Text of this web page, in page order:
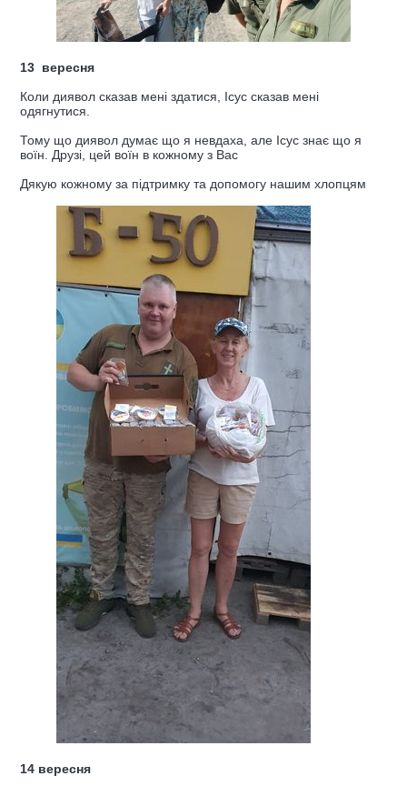
13 вересня
Коли диявол сказав мені здатися, Ісус сказав мені
одягнутися.
Тому що диявол думає що я невдаха, але Ісус знає що я
воїн. Друзі, цей воїн в кожному з Вас
Дякую кожному за підтримку та допомогу нашим хлопцям
14 вересня